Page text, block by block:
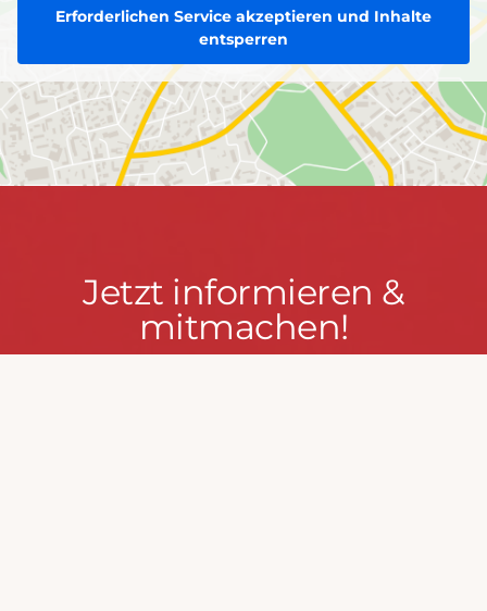
Erforderlichen Service akzeptieren und Inhalte
entsperren
Jetzt
informieren
&
Jetzt informieren &
mitmachen!